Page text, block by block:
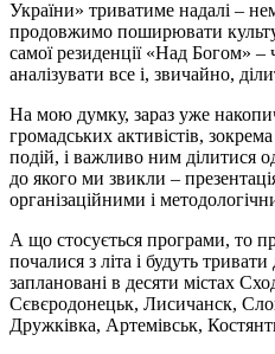
України» триватиме надалі –
продовжимо поширювати
самої резиденції «Над Богом»
аналізувати все і, звичайно,
На мою думку, зараз уже
громадських активістів,
подій, і важливо ним ділитися
до якого ми звикли –
організаційними і
А що стосується програми, то
почалися з літа і будуть
заплановані в десяти містах
Сєвєродонецьк, Лисичанск,
Дружківка, Артемівськ,